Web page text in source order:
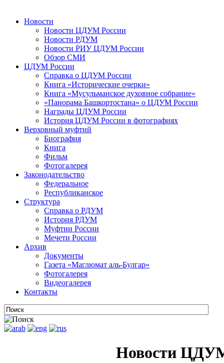
Новости
Новости ЦДУМ России
Новости РДУМ
Новости РИУ ЦДУМ России
Обзор СМИ
ЦДУМ России
Справка о ЦДУМ России
Книга «Исторические очерки»
Книга «Мусульманское духовное собрание»
«Панорама Башкортостана» о ЦДУМ России
Награды ЦДУМ России
История ЦДУМ России в фотографиях
Верховный муфтий
Биография
Книга
Фильм
Фотогалерея
Законодательство
Федеральное
Республиканское
Структура
Справка о РДУМ
История РДУМ
Муфтии России
Мечети России
Архив
Документы
Газета «Маглюмат аль-Булгар»
Фотогалерея
Видеогалерея
Контакты
Новости